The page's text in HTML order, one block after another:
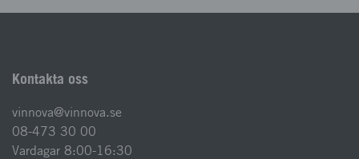
Kontakta oss
vinnova@vinnova.se
08-473 30 00
Vardagar 8:00-16:30